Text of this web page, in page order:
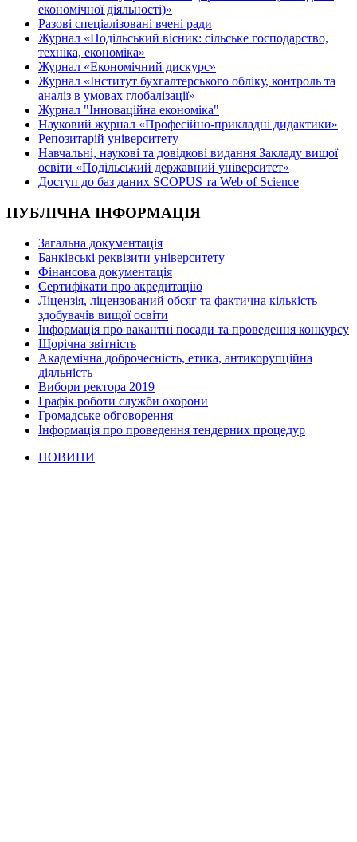
економічної діяльності)»
Разові спеціалізовані вчені ради
Журнал «Подільський вісник: сільське господарство,
техніка, економіка»
Журнал «Економічний дискурс»
Журнал «Інститут бухгалтерського обліку, контроль та
аналіз в умовах глобалізації»
Журнал "Інноваційна економіка"
Науковий журнал «Професійно-прикладні дидактики»
Репозитарій університету
Навчальні, наукові та довідкові видання Закладу вищої
освіти «Подільський державний університет»
Доступ до баз даних SCOPUS та Web of Science
ПУБЛІЧНА ІНФОРМАЦІЯ
Загальна документація
Банківські реквізити університету
Фінансова документація
Сертифікати про акредитацію
Ліцензія, ліцензований обсяг та фактична кількість
здобувачів вищої освіти
Інформація про вакантні посади та проведення конкурсу
Щорічна звітність
Академічна доброчесність, етика, антикорупційна
діяльність
Вибори ректора 2019
Графік роботи служби охорони
Громадське обговорення
Інформація про проведення тендерних процедур
НОВИНИ